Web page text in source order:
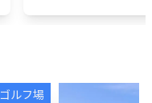
ゴルフ場